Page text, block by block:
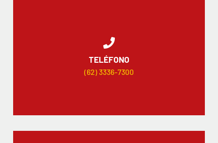
TELÉFONO
(62) 3336-7300